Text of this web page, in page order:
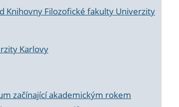
Knihovny Filozofické fakulty Univerzity
Karlovy
začínající akademickým rokem